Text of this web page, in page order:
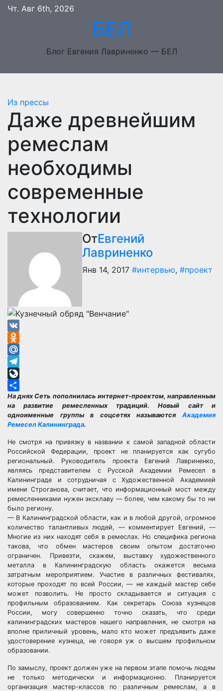
Перейти
Чт. Авг 6th, 2026
БЕЛ
Блог Евгения Лавриненко — БЕЛ
Из прессы
Даже древнейшим
ремеслам
необходимы
современные
технологии
ОтЕвгений
Лавриненко
Янв 14, 2017 #интервью, #проект
VK
Odnoklassniki
Mail.Ru
Telegram
LiveJournal
Отправить
На днях Сеть пополнилась интернет-проектом, направленным
на развитие ремесленных традиций. Новый сайт и
одноименные группы в соцсетях называются Академия
Ремесел Калининграда.
Не смотря на привязку в названии к самой западной области
Российской Федерации, проект не планируется как сугубо
региональный. Руководитель проекта Евгений Лавриненко,
являясь представителем с Русской Академии Ремесел в
Калининграде и сотрудничая с Художественной Академией
имени Строганова, считает, что информационный мост между
ремесленниками нужен эксклаву — более, чем какому бы то ни
было региону.
— В Калининградской области, как и в любой другой, огромное
количество талантливых людей, — комментирует Евгений, —
Многие из них находят себя в ремеслах. Но специфика региона
такова, что обмен мастеров своим опытом достаточно
ограничен. Привезти, скажем, выставку художественного
металла в Калининградскую область окажется весьма
затратным мероприятием. Участие в различных фестивалях,
которые проходят по всей России, — не каждый мастер себе
может позволить. Не просто складывается и ситуация с
профильным образованием. Как секретарь Союза кузнецов
России, могу совершенно точно сказать, что среди
калининградских мастеров нашего направления, не смотря на
вполне приличный уровень, мало кто может предъявить даже
удостоверение кузнеца, не говоря уж о высшем профильном
образовании.
По замыслу, проект должен уже на первом этапе помочь людям
не только методически и информационно. Планируется
организация мастер-классов по различным ремеслам, а в